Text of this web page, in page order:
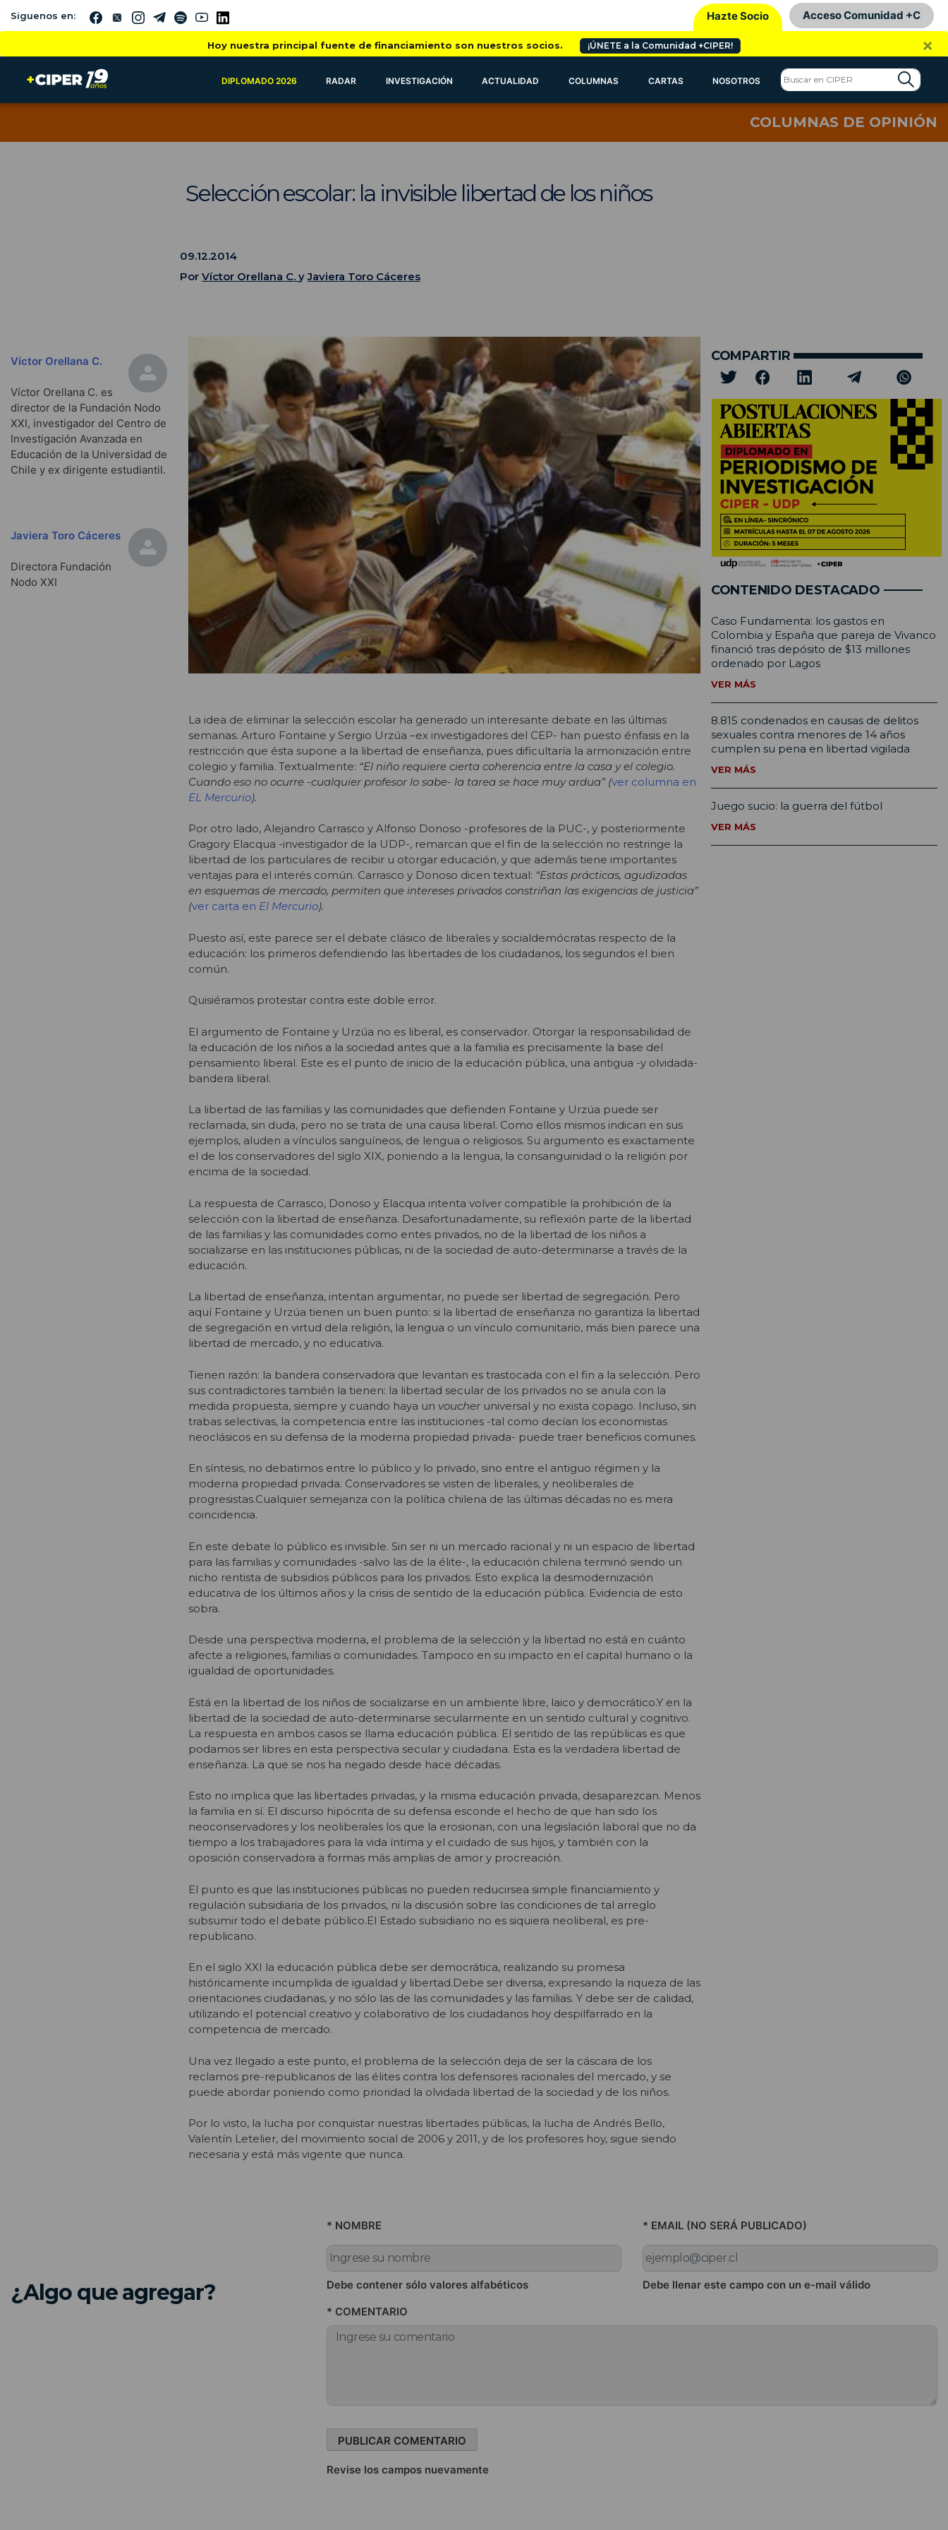
Siguenos en: Hazte Socio Acceso Comunidad +C
Hoy nuestra principal fuente de financiamiento son nuestros socios. ¡ÚNETE a la Comunidad +CIPER! ×
DIPLOMADO 2026 RADAR INVESTIGACIÓN ACTUALIDAD COLUMNAS CARTAS NOSOTROS
COLUMNAS DE OPINIÓN
Selección escolar: la invisible libertad de los niños
09.12.2014
Por Víctor Orellana C. yJaviera Toro Cáceres
Víctor Orellana C.
Víctor Orellana C. es
director de la Fundación Nodo
XXI, investigador del Centro de
Investigación Avanzada en
Educación de la Universidad de
Chile y ex dirigente estudiantil.
Javiera Toro Cáceres
Directora Fundación
Nodo XXI
La idea de eliminar la selección escolar ha generado un interesante debate en las últimas
semanas. Arturo Fontaine y Sergio Urzúa –ex investigadores del CEP- han puesto énfasis en la
restricción que ésta supone a la libertad de enseñanza, pues dificultaría la armonización entre
colegio y familia. Textualmente: “El niño requiere cierta coherencia entre la casa y el colegio.
Cuando eso no ocurre -cualquier profesor lo sabe- la tarea se hace muy ardua” (ver columna en
EL Mercurio).
Por otro lado, Alejandro Carrasco y Alfonso Donoso -profesores de la PUC-, y posteriormente
Gragory Elacqua -investigador de la UDP-, remarcan que el fin de la selección no restringe la
libertad de los particulares de recibir u otorgar educación, y que además tiene importantes
ventajas para el interés común. Carrasco y Donoso dicen textual: “Estas prácticas, agudizadas
en esquemas de mercado, permiten que intereses privados constriñan las exigencias de justicia”
(ver carta en El Mercurio).
Puesto así, este parece ser el debate clásico de liberales y socialdemócratas respecto de la
educación: los primeros defendiendo las libertades de los ciudadanos, los segundos el bien
común.
Quisiéramos protestar contra este doble error.
El argumento de Fontaine y Urzúa no es liberal, es conservador. Otorgar la responsabilidad de
la educación de los niños a la sociedad antes que a la familia es precisamente la base del
pensamiento liberal. Este es el punto de inicio de la educación pública, una antigua -y olvidada-
bandera liberal.
La libertad de las familias y las comunidades que defienden Fontaine y Urzúa puede ser
reclamada, sin duda, pero no se trata de una causa liberal. Como ellos mismos indican en sus
ejemplos, aluden a vínculos sanguíneos, de lengua o religiosos. Su argumento es exactamente
el de los conservadores del siglo XIX, poniendo a la lengua, la consanguinidad o la religión por
encima de la sociedad.
La respuesta de Carrasco, Donoso y Elacqua intenta volver compatible la prohibición de la
selección con la libertad de enseñanza. Desafortunadamente, su reflexión parte de la libertad
de las familias y las comunidades como entes privados, no de la libertad de los niños a
socializarse en las instituciones públicas, ni de la sociedad de auto-determinarse a través de la
educación.
La libertad de enseñanza, intentan argumentar, no puede ser libertad de segregación. Pero
aquí Fontaine y Urzúa tienen un buen punto: si la libertad de enseñanza no garantiza la libertad
de segregación en virtud dela religión, la lengua o un vínculo comunitario, más bien parece una
libertad de mercado, y no educativa.
Tienen razón: la bandera conservadora que levantan es trastocada con el fin a la selección. Pero
sus contradictores también la tienen: la libertad secular de los privados no se anula con la
medida propuesta, siempre y cuando haya un voucher universal y no exista copago. Incluso, sin
trabas selectivas, la competencia entre las instituciones -tal como decían los economistas
neoclásicos en su defensa de la moderna propiedad privada- puede traer beneficios comunes.
En síntesis, no debatimos entre lo público y lo privado, sino entre el antiguo régimen y la
moderna propiedad privada. Conservadores se visten de liberales, y neoliberales de
progresistas.Cualquier semejanza con la política chilena de las últimas décadas no es mera
coincidencia.
En este debate lo público es invisible. Sin ser ni un mercado racional y ni un espacio de libertad
para las familias y comunidades -salvo las de la élite-, la educación chilena terminó siendo un
nicho rentista de subsidios públicos para los privados. Esto explica la desmodernización
educativa de los últimos años y la crisis de sentido de la educación pública. Evidencia de esto
sobra.
Desde una perspectiva moderna, el problema de la selección y la libertad no está en cuánto
afecte a religiones, familias o comunidades. Tampoco en su impacto en el capital humano o la
igualdad de oportunidades.
Está en la libertad de los niños de socializarse en un ambiente libre, laico y democrático.Y en la
libertad de la sociedad de auto-determinarse secularmente en un sentido cultural y cognitivo.
La respuesta en ambos casos se llama educación pública. El sentido de las repúblicas es que
podamos ser libres en esta perspectiva secular y ciudadana. Esta es la verdadera libertad de
enseñanza. La que se nos ha negado desde hace décadas.
Esto no implica que las libertades privadas, y la misma educación privada, desaparezcan. Menos
la familia en sí. El discurso hipócrita de su defensa esconde el hecho de que han sido los
neoconservadores y los neoliberales los que la erosionan, con una legislación laboral que no da
tiempo a los trabajadores para la vida íntima y el cuidado de sus hijos, y también con la
oposición conservadora a formas más amplias de amor y procreación.
El punto es que las instituciones públicas no pueden reducirsea simple financiamiento y
regulación subsidiaria de los privados, ni la discusión sobre las condiciones de tal arreglo
subsumir todo el debate público.El Estado subsidiario no es siquiera neoliberal, es pre-
republicano.
En el siglo XXI la educación pública debe ser democrática, realizando su promesa
históricamente incumplida de igualdad y libertad.Debe ser diversa, expresando la riqueza de las
orientaciones ciudadanas, y no sólo las de las comunidades y las familias. Y debe ser de calidad,
utilizando el potencial creativo y colaborativo de los ciudadanos hoy despilfarrado en la
competencia de mercado.
Una vez llegado a este punto, el problema de la selección deja de ser la cáscara de los
reclamos pre-republicanos de las élites contra los defensores racionales del mercado, y se
puede abordar poniendo como prioridad la olvidada libertad de la sociedad y de los niños.
Por lo visto, la lucha por conquistar nuestras libertades públicas, la lucha de Andrés Bello,
Valentín Letelier, del movimiento social de 2006 y 2011, y de los profesores hoy, sigue siendo
necesaria y está más vigente que nunca.
COMPARTIR
CONTENIDO DESTACADO
Caso Fundamenta: los gastos en
Colombia y España que pareja de Vivanco
financió tras depósito de $13 millones
ordenado por Lagos
VER MÁS
8.815 condenados en causas de delitos
sexuales contra menores de 14 años
cumplen su pena en libertad vigilada
VER MÁS
Juego sucio: la guerra del fútbol
VER MÁS
¿Algo que agregar?
* NOMBRE
Debe contener sólo valores alfabéticos
* EMAIL (NO SERÁ PUBLICADO)
Debe llenar este campo con un e-mail válido
* COMENTARIO
Revise los campos nuevamente